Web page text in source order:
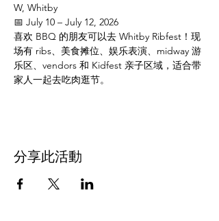
W, Whitby
📅 July 10 – July 12, 2026
喜欢 BBQ 的朋友可以去 Whitby Ribfest！现
场有 ribs、美食摊位、娱乐表演、midway 游
乐区、vendors 和 Kidfest 亲子区域，适合带
家人一起去吃肉逛节。
分享此活動